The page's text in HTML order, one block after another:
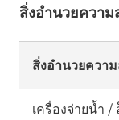
สิ่งอำนวยควา
สิ่งอำนวยควา
เครื่องจ่ายน้ำ /